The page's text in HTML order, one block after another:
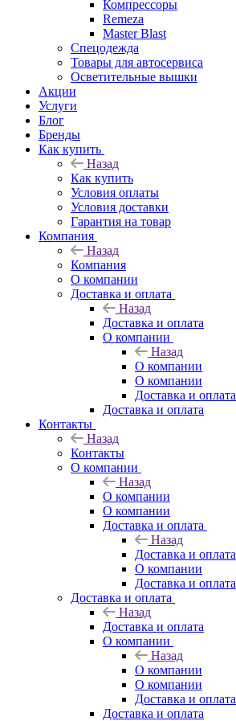
Компрессоры
Remeza
Master Blast
Спецодежда
Товары для автосервиса
Осветительные вышки
Акции
Услуги
Блог
Бренды
Как купить
Назад
Как купить
Условия оплаты
Условия доставки
Гарантия на товар
Компания
Назад
Компания
О компании
Доставка и оплата
Назад
Доставка и оплата
О компании
Назад
О компании
О компании
Доставка и оплата
Доставка и оплата
Контакты
Назад
Контакты
О компании
Назад
О компании
О компании
Доставка и оплата
Назад
Доставка и оплата
О компании
Доставка и оплата
Доставка и оплата
Назад
Доставка и оплата
О компании
Назад
О компании
О компании
Доставка и оплата
Доставка и оплата